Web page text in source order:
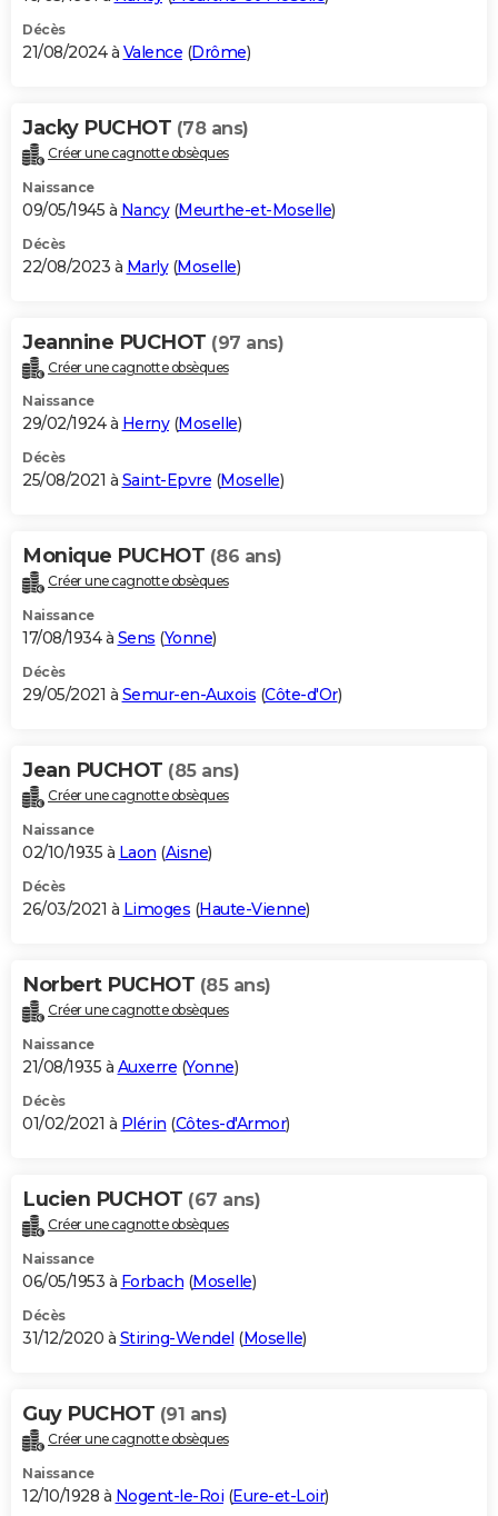
Décès
21/08/2024 à Valence (Drôme)
Jacky PUCHOT (78 ans)
Créer une cagnotte obsèques
Naissance
09/05/1945 à Nancy(Meurthe-et-Moselle)
Décès
22/08/2023 à Marly(Moselle)
Jeannine PUCHOT (97 ans)
Créer une cagnotte obsèques
Naissance
29/02/1924 à Herny(Moselle)
Décès
25/08/2021 à Saint-Epvre (Moselle)
Monique PUCHOT (86 ans)
Créer une cagnotte obsèques
Naissance
17/08/1934 à Sens (Yonne)
Décès
29/05/2021 à Semur-en-Auxois (Côte-d'Or)
Jean PUCHOT (85 ans)
Créer une cagnotte obsèques
Naissance
02/10/1935 à Laon (Aisne)
Décès
26/03/2021 à Limoges (Haute-Vienne)
Norbert PUCHOT (85 ans)
Créer une cagnotte obsèques
Naissance
21/08/1935 à Auxerre (Yonne)
Décès
01/02/2021 à Plérin (Côtes-d'Armor)
Lucien PUCHOT (67 ans)
Créer une cagnotte obsèques
Naissance
06/05/1953 à Forbach (Moselle)
Décès
31/12/2020 à Stiring-Wendel (Moselle)
Guy PUCHOT (91 ans)
Créer une cagnotte obsèques
Naissance
12/10/1928 à Nogent-le-Roi (Eure-et-Loir)